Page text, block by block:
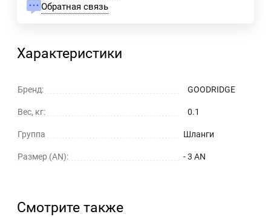
Обратная связь
Характеристики
Бренд: GOODRIDGE
Вес, кг: 0.1
Группа Шланги
Размер (AN): - 3 AN
Смотрите также